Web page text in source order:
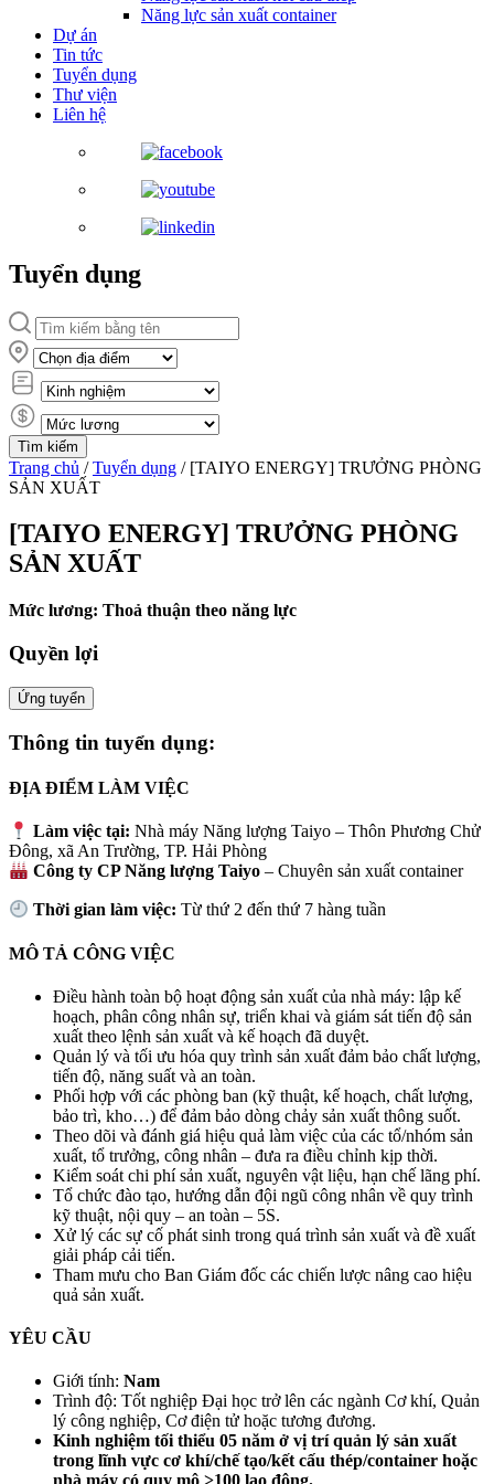
Năng lực sản xuất container
Dự án
Tin tức
Tuyển dụng
Thư viện
Liên hệ
Tuyển dụng
Trang chủ /Tuyển dụng / [TAIYO ENERGY] TRƯỞNG PHÒNG
SẢN XUẤT
[TAIYO ENERGY] TRƯỞNG PHÒNG
SẢN XUẤT
Mức lương: Thoả thuận theo năng lực
Quyền lợi
Ứng tuyển
Thông tin tuyển dụng:
ĐỊA ĐIỂM LÀM VIỆC
Làm việc tại: Nhà máy Năng lượng Taiyo – Thôn Phương Chử
Đông, xã An Trường, TP. Hải Phòng
Công ty CP Năng lượng Taiyo – Chuyên sản xuất container
Thời gian làm việc: Từ thứ 2 đến thứ 7 hàng tuần
MÔ TẢ CÔNG VIỆC
Điều hành toàn bộ hoạt động sản xuất của nhà máy: lập kế
hoạch, phân công nhân sự, triển khai và giám sát tiến độ sản
xuất theo lệnh sản xuất và kế hoạch đã duyệt.
Quản lý và tối ưu hóa quy trình sản xuất đảm bảo chất lượng,
tiến độ, năng suất và an toàn.
Phối hợp với các phòng ban (kỹ thuật, kế hoạch, chất lượng,
bảo trì, kho…) để đảm bảo dòng chảy sản xuất thông suốt.
Theo dõi và đánh giá hiệu quả làm việc của các tổ/nhóm sản
xuất, tổ trưởng, công nhân – đưa ra điều chỉnh kịp thời.
Kiểm soát chi phí sản xuất, nguyên vật liệu, hạn chế lãng phí.
Tổ chức đào tạo, hướng dẫn đội ngũ công nhân về quy trình
kỹ thuật, nội quy – an toàn – 5S.
Xử lý các sự cố phát sinh trong quá trình sản xuất và đề xuất
giải pháp cải tiến.
Tham mưu cho Ban Giám đốc các chiến lược nâng cao hiệu
quả sản xuất.
YÊU CẦU
Giới tính: Nam
Trình độ: Tốt nghiệp Đại học trở lên các ngành Cơ khí, Quản
lý công nghiệp, Cơ điện tử hoặc tương đương.
Kinh nghiệm tối thiểu 05 năm ở vị trí quản lý sản xuất
trong lĩnh vực cơ khí/chế tạo/kết cấu thép/container hoặc